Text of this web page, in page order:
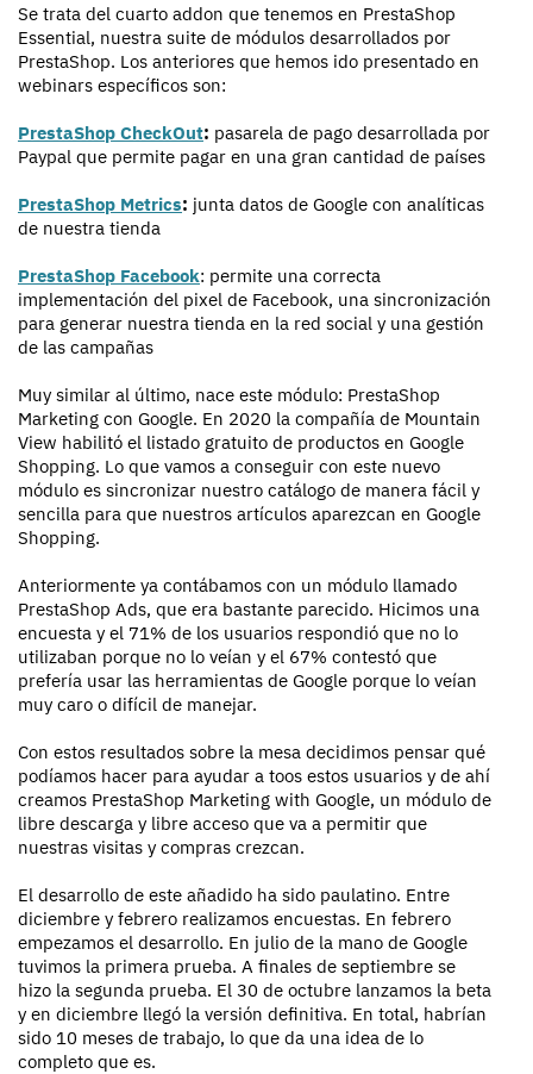
Se trata del cuarto addon que tenemos en PrestaShop
Essential, nuestra suite de módulos desarrollados por
PrestaShop. Los anteriores que hemos ido presentado en
webinars específicos son:
PrestaShop CheckOut: pasarela de pago desarrollada por
Paypal que permite pagar en una gran cantidad de países
PrestaShop Metrics: junta datos de Google con analíticas
de nuestra tienda
PrestaShop Facebook: permite una correcta
implementación del pixel de Facebook, una sincronización
para generar nuestra tienda en la red social y una gestión
de las campañas
Muy similar al último, nace este módulo: PrestaShop
Marketing con Google. En 2020 la compañía de Mountain
View habilitó el listado gratuito de productos en Google
Shopping. Lo que vamos a conseguir con este nuevo
módulo es sincronizar nuestro catálogo de manera fácil y
sencilla para que nuestros artículos aparezcan en Google
Shopping.
Anteriormente ya contábamos con un módulo llamado
PrestaShop Ads, que era bastante parecido. Hicimos una
encuesta y el 71% de los usuarios respondió que no lo
utilizaban porque no lo veían y el 67% contestó que
prefería usar las herramientas de Google porque lo veían
muy caro o difícil de manejar.
Con estos resultados sobre la mesa decidimos pensar qué
podíamos hacer para ayudar a toos estos usuarios y de ahí
creamos PrestaShop Marketing with Google, un módulo de
libre descarga y libre acceso que va a permitir que
nuestras visitas y compras crezcan.
El desarrollo de este añadido ha sido paulatino. Entre
diciembre y febrero realizamos encuestas. En febrero
empezamos el desarrollo. En julio de la mano de Google
tuvimos la primera prueba. A finales de septiembre se
hizo la segunda prueba. El 30 de octubre lanzamos la beta
y en diciembre llegó la versión definitiva. En total, habrían
sido 10 meses de trabajo, lo que da una idea de lo
completo que es.